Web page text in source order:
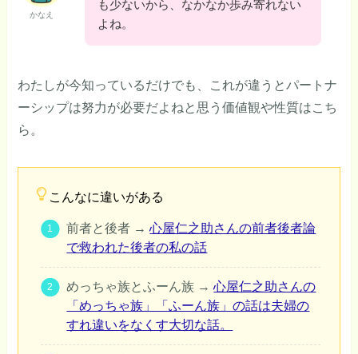
かなえ
も少ないから、なかなか歩み寄れない
よね。
わたしが今知っているだけでも、これが違うとパートナ
ーシップは努力が必要だよねと思う価値観や性質はこち
ら。
こんなに違いがある
前者と後者 →心屋仁之助さんの前者後者論
で救われた後者の私の話
めっちゃ族とふーん族 →心屋仁之助さんの
「めっちゃ族」「ふーん族」の話は夫婦の
すれ違いをなくす大切な話。